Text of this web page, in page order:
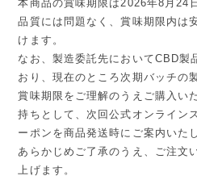
本商品の賞味期限は2026年8月24
品質には問題なく、賞味期限内は
けます。
なお、製造委託先においてCBD製
おり、現在のところ次期バッチの
賞味期限をご理解のうえご購入い
持ちとして、次回公式オンライン
ーポンを商品発送時にご案内いた
あらかじめご了承のうえ、ご注文
上げます。